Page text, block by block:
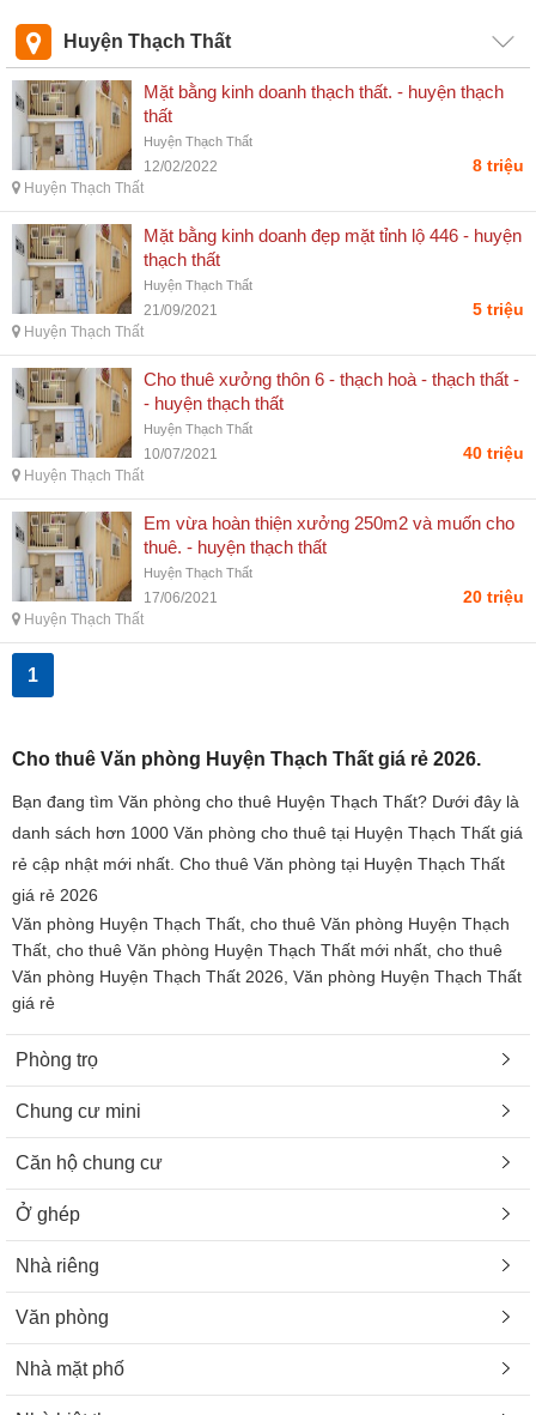
Huyện Thạch Thất
Mặt bằng kinh doanh thạch thất. - huyện thạch
thất
Huyện Thạch Thất
12/02/2022 8 triệu
Huyện Thạch Thất
Mặt bằng kinh doanh đẹp mặt tỉnh lộ 446 - huyện
thạch thất
Huyện Thạch Thất
21/09/2021 5 triệu
Huyện Thạch Thất
Cho thuê xưởng thôn 6 - thạch hoà - thạch thất -
- huyện thạch thất
Huyện Thạch Thất
10/07/2021 40 triệu
Huyện Thạch Thất
Em vừa hoàn thiện xưởng 250m2 và muốn cho
thuê. - huyện thạch thất
Huyện Thạch Thất
17/06/2021 20 triệu
Huyện Thạch Thất
1
Cho thuê Văn phòng Huyện Thạch Thất giá rẻ 2026.
Bạn đang tìm Văn phòng cho thuê Huyện Thạch Thất? Dưới đây là
danh sách hơn 1000 Văn phòng cho thuê tại Huyện Thạch Thất giá
rẻ cập nhật mới nhất. Cho thuê Văn phòng tại Huyện Thạch Thất
giá rẻ 2026
Văn phòng Huyện Thạch Thất, cho thuê Văn phòng Huyện Thạch
Thất, cho thuê Văn phòng Huyện Thạch Thất mới nhất, cho thuê
Văn phòng Huyện Thạch Thất 2026, Văn phòng Huyện Thạch Thất
giá rẻ
Phòng trọ
Chung cư mini
Căn hộ chung cư
Ở ghép
Nhà riêng
Văn phòng
Nhà mặt phố